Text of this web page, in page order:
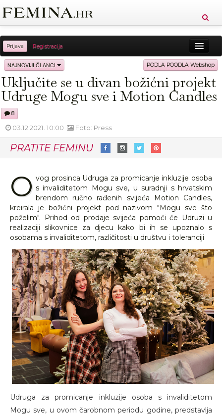
Prijava Registracija
Sreća Zdravlje Vitkost
Moda Ljubav Relax Putovanja Recepti
Proizvodi
NAJNOVIJI ČLANCI PODLA POODLA Webshop
Uključite se u divan božićni projekt
Udruge Mogu sve i Motion Candles
8
03.12.2021. 10:00 Foto: Press
PRATITE FEMINU
O vog prosinca Udruga za promicanje inkluzije osoba
s invaliditetom Mogu sve, u suradnji s hrvatskim
brendom ručno rađenih svijeća Motion Candles,
kreirala je božićni projekt pod nazivom "Mogu sve što
poželim". Prihod od prodaje svijeća pomoći će Udruzi u
realizaciji slikovnice za djecu kako bi ih se upoznalo s
osobama s invaliditetom, različitosti u društvu i toleranciji
Udruga za promicanje inkluzije osoba s invaliditetom
Mogu sve, u ovom čarobnom periodu godine, predstavlja